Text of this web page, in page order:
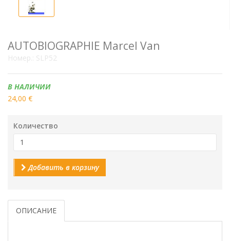
AUTOBIOGRAPHIE Marcel Van
Номер.: SLP52
Наличие:
В НАЛИЧИИ
24,00 €
Количество
Добавить в корзину
ОПИСАНИЕ